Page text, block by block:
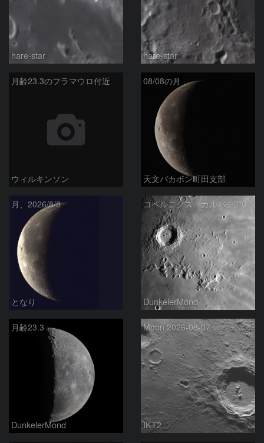
hare-star hare-star
月齢23.3のフラマウロ付近
ウィルキンソン
08/08の月
天文バカボン町田支部
月、2026/8/8
となり
コペルニクス、カルパチア山脈付近
DunkelerMond
月齢23.3
DunkelerMond
Moon 2026-08-07
IKT2